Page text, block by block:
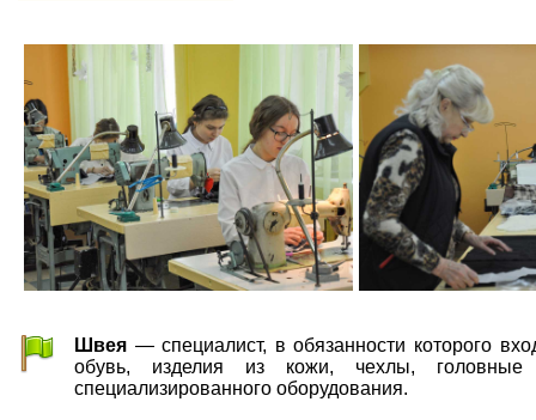
Швея — специалист, в обязанности которого
обувь, изделия из кожи, чехлы,
специализированного оборудования.